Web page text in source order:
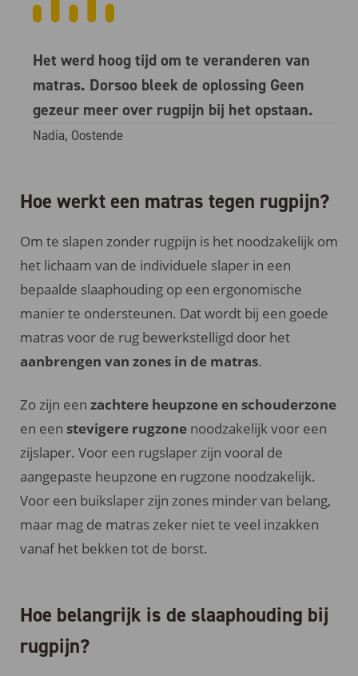
Het werd hoog tijd om te veranderen van
matras. Dorsoo bleek de oplossing Geen
gezeur meer over rugpijn bij het opstaan.
Nadia, Oostende
Hoe werkt een matras tegen rugpijn?
Om te slapen zonder rugpijn is het noodzakelijk om
het lichaam van de individuele slaper in een
bepaalde slaaphouding op een ergonomische
manier te ondersteunen. Dat wordt bij een goede
matras voor de rug bewerkstelligd door het
aanbrengen van zones in de matras.
Zo zijn een zachtere heupzone en schouderzone
en een stevigere rugzonenoodzakelijk voor een
zijslaper. Voor een rugslaper zijn vooral de
aangepaste heupzone en rugzone noodzakelijk.
Voor een buikslaper zijn zones minder van belang,
maar mag de matras zeker niet te veel inzakken
vanaf het bekken tot de borst.
Hoe belangrijk is de slaaphouding bij
rugpijn?